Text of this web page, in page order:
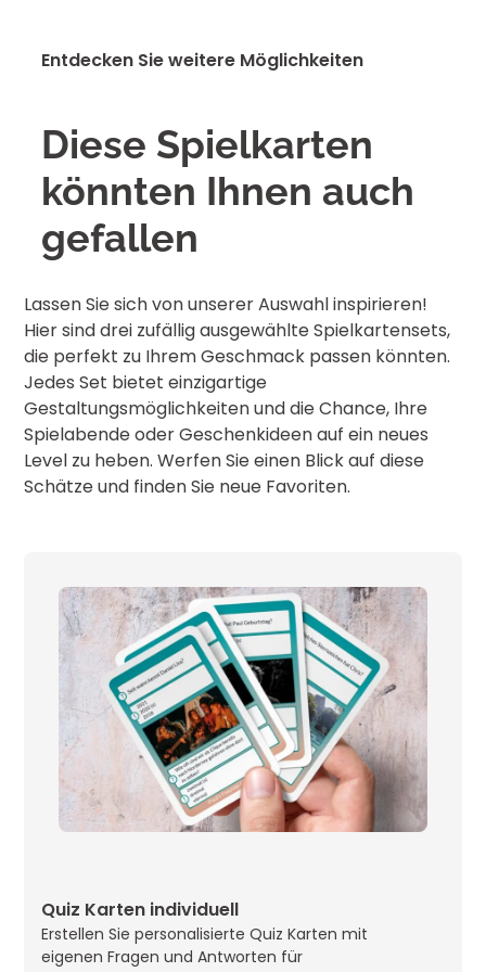
Deutschland
Deutschland
Österreich
Österreich
EU
EU
Schweiz
Klarsicht-Etui
Diese Verpackungsvariante besteht aus
einem durchsichtigen, stabilen Kunststoff, der
sowohl robust als auch zweckmäßig ist. Sie
eignet sich preislich besonders für
Bestellungen bis zu etwa 7.500 Stück.
Diese Verpackungsoption ist nicht nur
elegant und widerstandsfähig, sondern bietet
auch die Möglichkeit einer individuellen
Bedruckung. Ideal ist sie für Bestellungen von
bis zu etwa 500 Stücken, wobei sie im
Vergleich zu anderen bedruckbaren
Verpackungen meistens die kostengünstigste
Wahl darstellt.
Entdecken Sie weitere Möglichkeiten
Diese Spielkarten
könnten Ihnen auch
gefallen
Lassen Sie sich von unserer Auswahl inspirieren!
Hier sind drei zufällig ausgewählte Spielkartensets,
die perfekt zu Ihrem Geschmack passen könnten.
Jedes Set bietet einzigartige
Gestaltungsmöglichkeiten und die Chance, Ihre
Spielabende oder Geschenkideen auf ein neues
Level zu heben. Werfen Sie einen Blick auf diese
Schätze und finden Sie neue Favoriten.
Quiz Karten individuell
Erstellen Sie personalisierte Quiz Karten mit
eigenen Fragen und Antworten für